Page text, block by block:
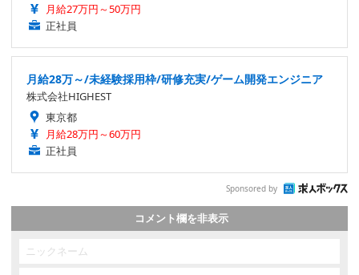
月給27万円～50万円
正社員
月給28万～/未経験採用枠/研修充実/ゲーム開発エンジニア
株式会社HIGHEST
東京都
月給28万円～60万円
正社員
Sponsored by
コメント欄を非表示